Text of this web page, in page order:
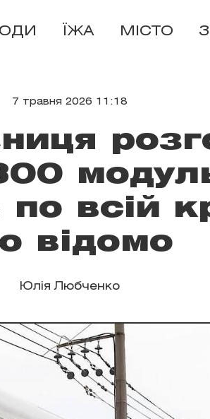
ЇЖА МІСТО
7 травня 2026 11:18
по всій
відомо
Юлія Любченко